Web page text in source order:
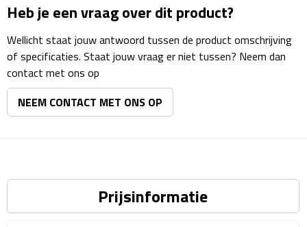
Bagagelabels
Reiskussens
Paspoorthouders
Heb je een vraag over dit product?
Wellicht staat jouw antwoord tussen de product omschrijving
of specificaties. Staat jouw vraag er niet tussen? Neem dan
contact met ons op
NEEM CONTACT MET ONS OP
Prijsinformatie